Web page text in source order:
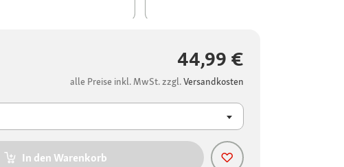
44,99 €
alle Preise inkl. MwSt. zzgl.Versandkosten
In den Warenkorb